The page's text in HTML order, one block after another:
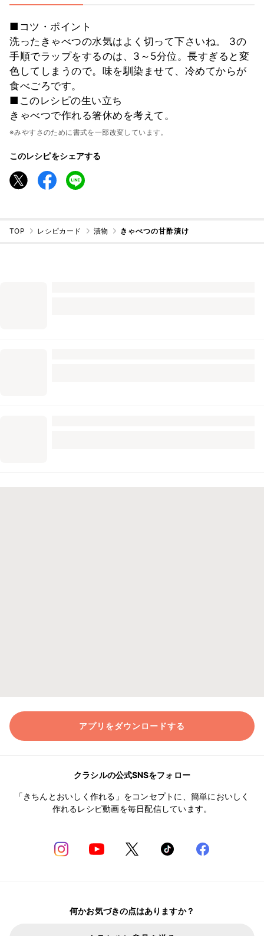
■コツ・ポイント
洗ったきゃべつの水気はよく切って下さいね。 3の
手順でラップをするのは、3～5分位。長すぎると変
色してしまうので。味を馴染ませて、冷めてからが
食べごろです。
■このレシピの生い立ち
きゃべつで作れる箸休めを考えて。
※みやすさのために書式を一部改変しています。
このレシピをシェアする
TOP レシピカード 漬物 きゃべつの甘酢漬け
アプリをダウンロードする
クラシルの公式SNSをフォロー
「きちんとおいしく作れる」をコンセプトに、簡単においしく
作れるレシピ動画を毎日配信しています。
何かお気づきの点はありますか？